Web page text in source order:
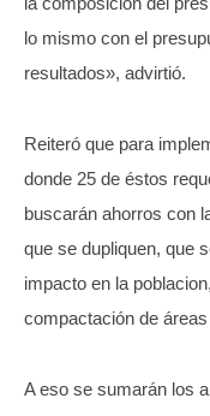
lo mismo con el
resultados», advirtió.
Reiteró que para
donde 25 de éstos
buscarán ahorros con
que se dupliquen, que
impacto en la
compactación de
A eso se sumarán los